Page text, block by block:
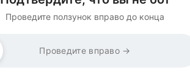
Проведите ползунок вправо до конца
Проведите вправо →